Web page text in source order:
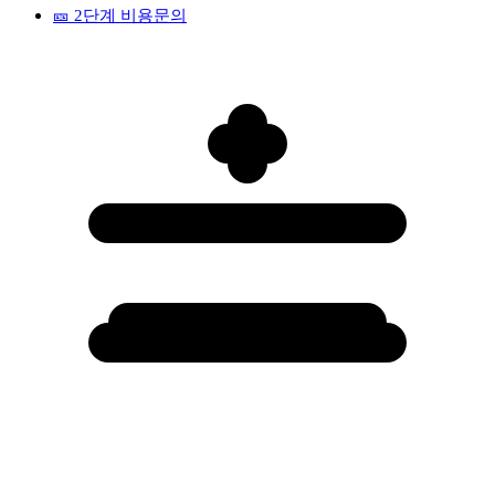
🎫 2단계 비용문의